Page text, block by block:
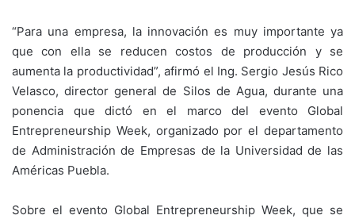
“Para una empresa, la innovación es muy importante ya
que con ella se reducen costos de producción y se
aumenta la productividad”, afirmó el Ing. Sergio Jesús Rico
Velasco, director general de Silos de Agua, durante una
ponencia que dictó en el marco del evento Global
Entrepreneurship Week, organizado por el departamento
de Administración de Empresas de la Universidad de las
Américas Puebla.
Sobre el evento Global Entrepreneurship Week, que se